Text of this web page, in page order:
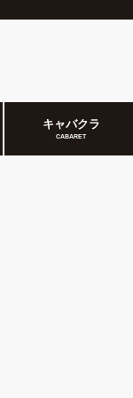
キャバクラ
CABARET